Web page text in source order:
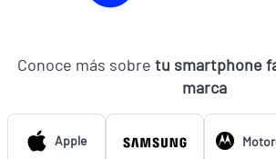
Conoce más sobre tu smartphone
marca
Apple